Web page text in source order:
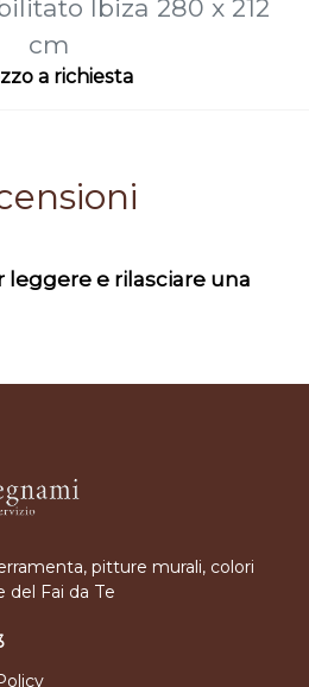
Ibiza 280 x 212
cm
a richiesta
leggere e rilasciare una
pitture murali, colori
del Fai da Te